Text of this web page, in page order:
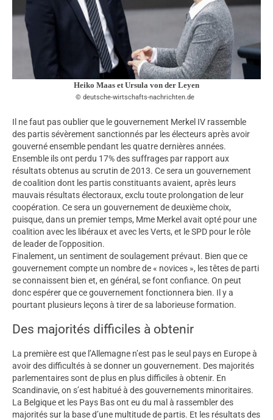
Heiko Maas et Ursula von der Leyen
deutsche-wirtschafts-nachrichten.de
Il ne faut pas oublier que le gouvernement Merkel IV rassemble
des partis sévèrement sanctionnés par les électeurs après avoir
gouverné ensemble pendant les quatre dernières années.
Ensemble ils ont perdu 17% des suffrages par rapport aux
résultats obtenus au scrutin de 2013. Ce sera un gouvernement
de coalition dont les partis constituants avaient, après leurs
mauvais résultats électoraux, exclu toute prolongation de leur
coopération. Ce sera un gouvernement de deuxième choix,
puisque, dans un premier temps, Mme Merkel avait opté pour une
coalition avec les libéraux et avec les Verts, et le SPD pour le rôle
de leader de l’opposition.
Finalement, un sentiment de soulagement prévaut. Bien que ce
gouvernement compte un nombre de « novices », les têtes de parti
se connaissent bien et, en général, se font confiance. On peut
donc espérer que ce gouvernement fonctionnera bien. Il y a
pourtant plusieurs leçons à tirer de sa laborieuse formation.
Des majorités difficiles à obtenir
La première est que l’Allemagne n’est pas le seul pays en Europe à
avoir des difficultés à se donner un gouvernement. Des majorités
parlementaires sont de plus en plus difficiles à obtenir. En
Scandinavie, on s’est habitué à des gouvernements minoritaires.
La Belgique et les Pays Bas ont eu du mal à rassembler des
majorités sur la base d’une multitude de partis. Et les résultats des